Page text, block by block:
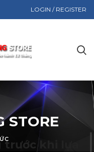
LOGIN / REGISTER
STORE
khi lựa